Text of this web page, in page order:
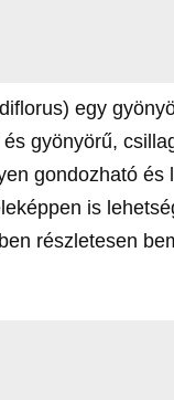
egy
gyönyörű,
gondozható
is
részletesen